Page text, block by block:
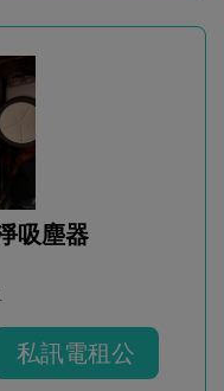
吸塵器
私訊電租公